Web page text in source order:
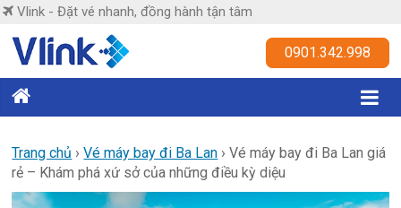
Skip
content
Vlink - Đặt vé nhanh, đồng hành tận tâm
Vlink
nhanh,
đồng
hành
0901.342.998
Trang chủ ›Vé máy bay đi Ba Lan ›Vé máy bay đi Ba Lan giá
rẻ – Khám phá xứ sở của những điều kỳ diệu